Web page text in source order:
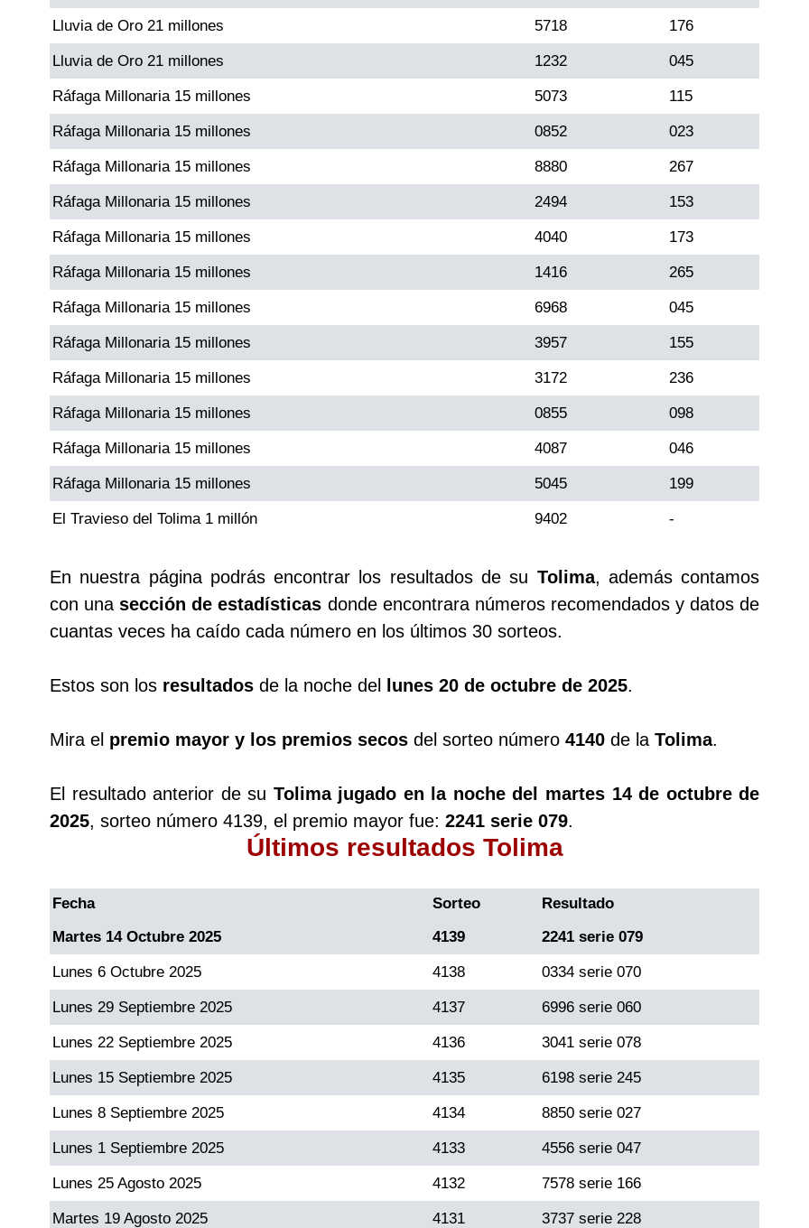
Paisita Día
Paisita Noche
Paisita 3
Pick 3 Día
Pick 3 Noche
Pick 4 Día
Pick 4 Noche
Pijao de Oro
Saman de la suerte
Sinuano Día
Sinuano Noche
Super Chontico Noche
Lluvia de Oro 21 millones 5718 176
Lluvia de Oro 21 millones 1232 045
Ráfaga Millonaria 15 millones 5073 115
Ráfaga Millonaria 15 millones 0852 023
Ráfaga Millonaria 15 millones 8880 267
Ráfaga Millonaria 15 millones 2494 153
Ráfaga Millonaria 15 millones 4040 173
Ráfaga Millonaria 15 millones 1416 265
Ráfaga Millonaria 15 millones 6968 045
Ráfaga Millonaria 15 millones 3957 155
Ráfaga Millonaria 15 millones 3172 236
Ráfaga Millonaria 15 millones 0855 098
Ráfaga Millonaria 15 millones 4087 046
Ráfaga Millonaria 15 millones 5045 199
El Travieso del Tolima 1 millón 9402 -
En nuestra página podrás encontrar los resultados de su Tolima, además contamos
con unasección de estadísticas donde encontrara números recomendados y datos de
cuantas veces ha caído cada número en los últimos 30 sorteos.
Estos son los resultados de la noche del lunes 20 de octubre de 2025.
Mira el premio mayor y los premios secos del sorteo número 4140 de la Tolima.
El resultado anterior de su Tolima jugado en la noche del martes 14 de octubre de
2025, sorteo número 4139, el premio mayor fue: 2241 serie 079.
Últimos resultados Tolima
Fecha Sorteo
Resultado
Martes 14 Octubre 2025
4139 2241 serie 079
Lunes 6 Octubre 2025 4138 0334 serie 070
Lunes 29 Septiembre 2025 4137 6996 serie 060
Lunes 22 Septiembre 2025 4136 3041 serie 078
Lunes 15 Septiembre 2025 4135 6198 serie 245
Lunes 8 Septiembre 2025 4134 8850 serie 027
Lunes 1 Septiembre 2025 4133 4556 serie 047
Lunes 25 Agosto 2025 4132 7578 serie 166
Martes 19 Agosto 2025 4131 3737 serie 228